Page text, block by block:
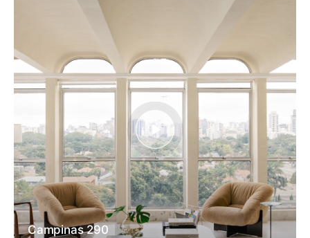
Campinas 290